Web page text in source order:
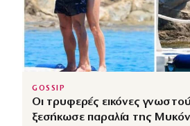
GOSSIP
Οι τρυφερές εικόνες
ξεσήκωσε παραλία της